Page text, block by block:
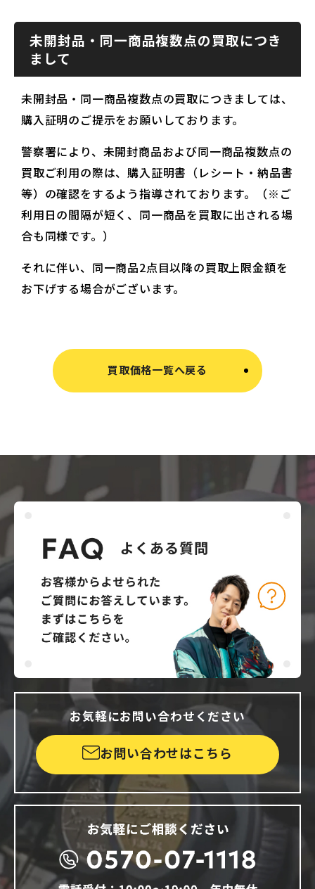
未開封品・同一商品複数点の買取につき
まして
未開封品・同一商品複数点の買取につきましては、
購入証明のご提示をお願いしております。
警察署により、未開封商品および同一商品複数点の
買取ご利用の際は、購入証明書（レシート・納品書
等）の確認をするよう指導されております。（※ご
利用日の間隔が短く、同一商品を買取に出される場
合も同様です。）
それに伴い、同一商品2点目以降の買取上限金額を
お下げする場合がございます。
買取価格一覧へ戻る
お気軽にお問い合わせください
お問い合わせはこちら